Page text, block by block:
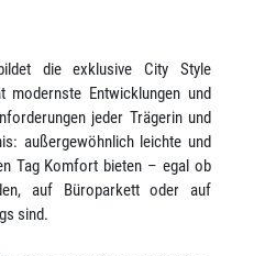
die exklusive City Style
modernste Entwicklungen und
jeder Trägerin und
außergewöhnlich leichte und
Tag Komfort bieten – egal ob
auf Büroparkett oder auf
sind.